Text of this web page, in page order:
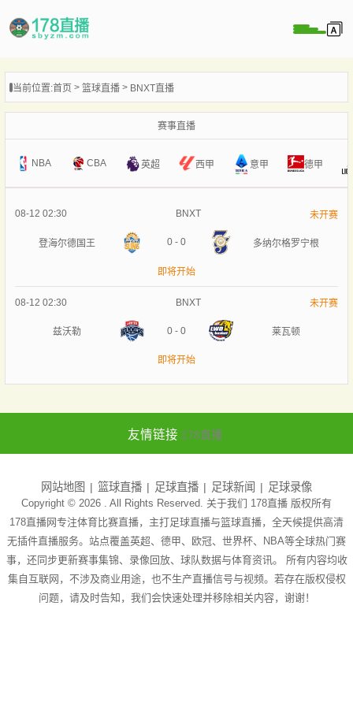
当前位置:首页 篮球直播 BNXT直播
赛事直播
NBA CBA 英超 西甲 意甲 德甲
08-12 02:30 BNXT 未开赛
登海尔德国王 0 - 0 多纳尔格罗宁根
即将开始
08-12 02:30 BNXT 未开赛
兹沃勒 0 - 0 莱瓦顿
即将开始
友情链接 178直播
网站地图 篮球直播 足球直播 足球新闻 足球录像
Copyright © 2026 . All Rights Reserved. 关于我们 178直播 版权所有
178直播网专注体育比赛直播，主打足球直播与篮球直播，全天候提供高清
无插件直播服务。站点覆盖英超、德甲、欧冠、世界杯、NBA等全球热门赛
事，还同步更新赛事集锦、录像回放、球队数据与体育资讯。 所有内容均收
集自互联网，不涉及商业用途，也不生产直播信号与视频。若存在版权侵权
问题，请及时告知，我们会快速处理并移除相关内容，谢谢！